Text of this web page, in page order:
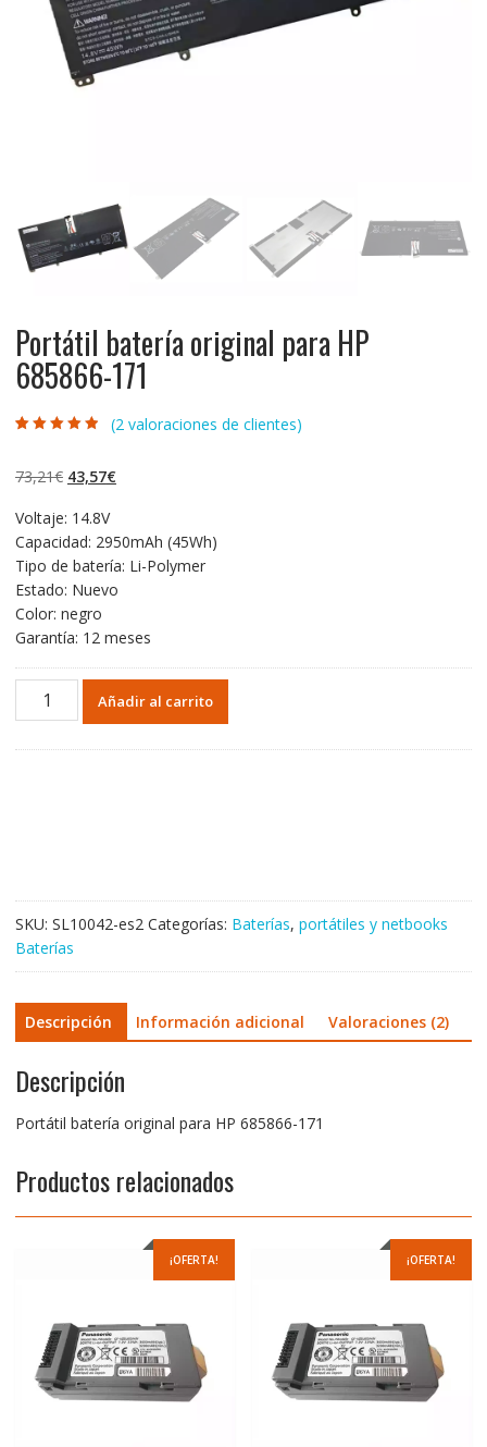
Portátil batería original para HP
685866-171
valoraciones
(2valoraciones de clientes)
73,21€ El
original
era:
73,21€.
43,57€El
es:
43,57€.
Voltaje: 14.8V
Capacidad: 2950mAh (45Wh)
Tipo de batería: Li-Polymer
Estado: Nuevo
Color: negro
Garantía: 12 meses
Portátil
batería
Añadir al carrito
SKU: SL10042-es2 Categorías: Baterías, portátiles y netbooks
Baterías
Descripción Información adicional Valoraciones (2)
Descripción
Portátil batería original para HP 685866-171
Productos relacionados
¡OFERTA! ¡OFERTA!